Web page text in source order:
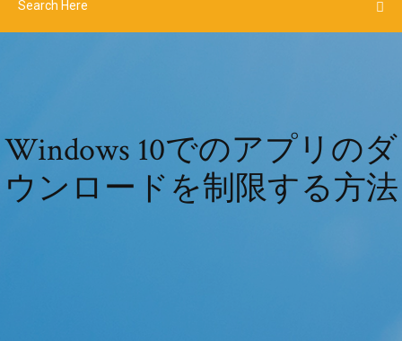
Windows 10でのアプリのダ
ウンロードを制限する方法